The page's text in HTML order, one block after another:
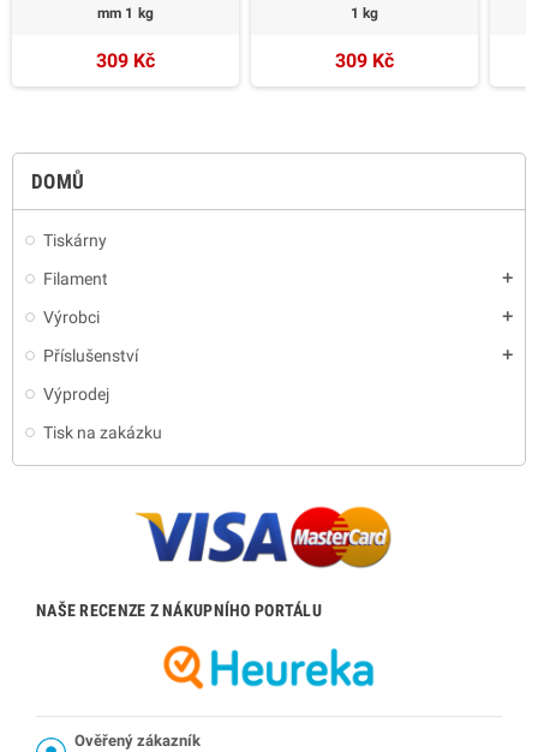
DOMŮ
Tiskárny
Filament
add
Výrobci add
Příslušenství add
Výprodej
Tisk na zakázku
NAŠE RECENZE Z NÁKUPNÍHO PORTÁLU
Ověřený zákazník
mm 1 kg
309 Kč
1 kg
309 Kč